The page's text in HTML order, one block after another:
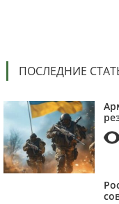
ПОСЛЕДНИЕ